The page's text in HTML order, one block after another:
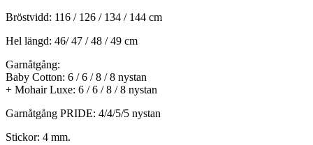
Bröstvidd: 116 / 126 / 134 / 144 cm
Hel längd: 46/ 47 / 48 / 49 cm
Garnåtgång:
Baby Cotton: 6 / 6 / 8 / 8 nystan
+ Mohair Luxe: 6 / 6 / 8 / 8 nystan
Garnåtgång PRIDE: 4/4/5/5 nystan
Stickor: 4 mm.